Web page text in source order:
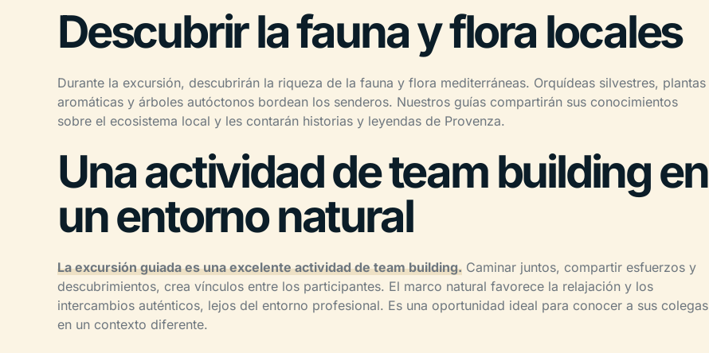
Descubrir la fauna y flora locales
Durante la excursión, descubrirán la riqueza de la fauna y flora mediterráneas. Orquídeas silvestres, plantas
aromáticas y árboles autóctonos bordean los senderos. Nuestros guías compartirán sus conocimientos
sobre el ecosistema local y les contarán historias y leyendas de Provenza.
Una actividad de team building en
un entorno natural
La excursión guiada es una excelente actividad de team building. Caminar juntos, compartir esfuerzos y
descubrimientos, crea vínculos entre los participantes. El marco natural favorece la relajación y los
intercambios auténticos, lejos del entorno profesional. Es una oportunidad ideal para conocer a sus colegas
en un contexto diferente.